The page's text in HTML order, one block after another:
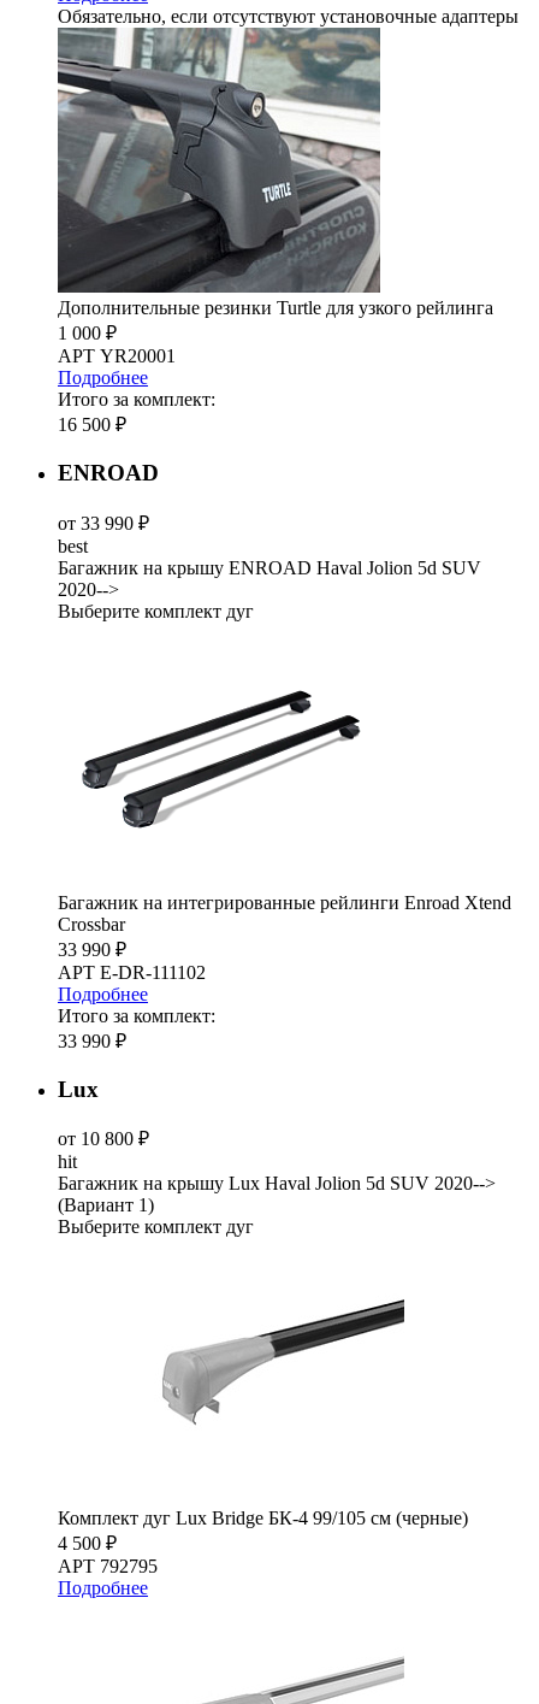
Обязательно, если отсутствуют установочные адаптеры
Дополнительные резинки Turtle для узкого рейлинга
1 000 ₽
АРТ YR20001
Подробнее
Итого за комплект:
16 500 ₽
ENROAD
от 33 990 ₽
best
Багажник на крышу ENROAD Haval Jolion 5d SUV
2020-->
Выберите комплект дуг
Багажник на интегрированные рейлинги Enroad Xtend
Crossbar
33 990 ₽
АРТ E-DR-111102
Подробнее
Итого за комплект:
33 990 ₽
Lux
от 10 800 ₽
hit
Багажник на крышу Lux Haval Jolion 5d SUV 2020-->
(Вариант 1)
Выберите комплект дуг
Комплект дуг Lux Bridge БК-4 99/105 см (черные)
4 500 ₽
АРТ 792795
Подробнее